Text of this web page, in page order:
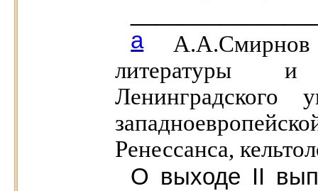
а
литературы и
Ленинградского
Ренессанса,
О выходе II